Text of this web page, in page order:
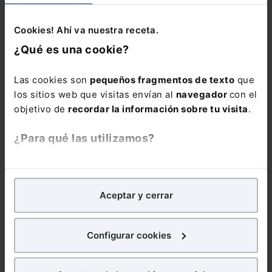
Cookies! Ahí va nuestra receta.
¿Qué es una cookie?
Las cookies son pequeños fragmentos de texto que
los sitios web que visitas envían al navegador con el
objetivo de recordar la información sobre tu visita.
¿Para qué las utilizamos?
analíticospara tratar demejorar tu experienciaen
nuestra página web. También con fines publicitarios,
para poder mostrarte publicidad y contenidos de tu
¿Qué puedes hacer?
Aceptar y cerrar
Configurar cookies
obligada a dicha reserva cualquier persona que
acceda a la información, bien por formar parte
ella.
Curso La IA
administración
pública.
casos y límites (4